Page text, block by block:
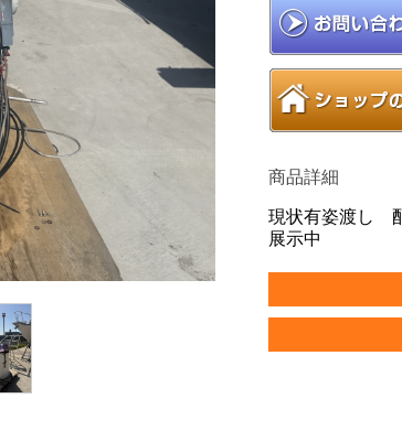
商品詳細
現状有姿渡し
展示中